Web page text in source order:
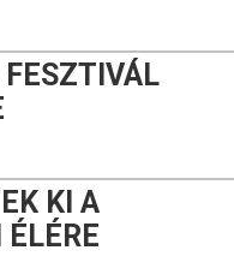
KI A
ÉLÉRE